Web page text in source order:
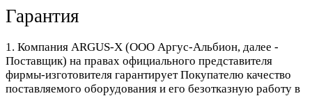
Гарантия
1. Компания ARGUS-X (ООО Аргус-Альбион, далее -
Поставщик) на правах официального представителя
фирмы-изготовителя гарантирует Покупателю качество
поставляемого оборудования и его безотказную работу в